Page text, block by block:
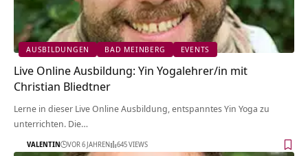
AUSBILDUNGEN BAD MEINBERG EVENTS
Live Online Ausbildung: Yin Yogalehrer/in mit
Christian Bliedtner
Lerne in dieser Live Online Ausbildung, entspanntes Yin Yoga zu
unterrichten. Die…
VALENTIN VOR 6 JAHREN 645 VIEWS